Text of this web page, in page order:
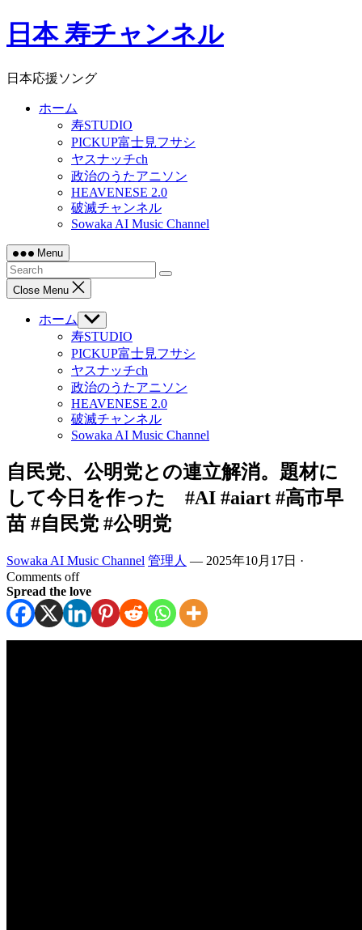
Skip
to日本 寿チャンネル
日本応援ソング
ホーム
寿STUDIO
PICKUP富士見フサシ
ヤスナッチch
政治のうたアニソン
HEAVENESE 2.0
破滅チャンネル
Sowaka AI Music Channel
Menu
Close Menu
ホーム
Show
sub
menu
寿STUDIO
PICKUP富士見フサシ
ヤスナッチch
政治のうたアニソン
HEAVENESE 2.0
破滅チャンネル
Sowaka AI Music Channel
自民党、公明党との連立解消。題材に
して今日を作った #AI #aiart #高市早
苗 #自民党 #公明党
Sowaka AI Music Channel 管理人 — 2025年10月17日 ·
Comments off
Spread the love